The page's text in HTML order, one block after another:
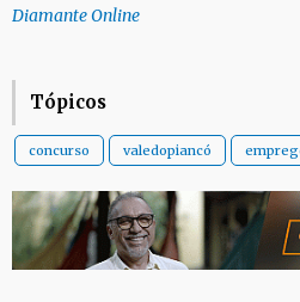
Diamante Online
Tópicos
concurso valedopiancó